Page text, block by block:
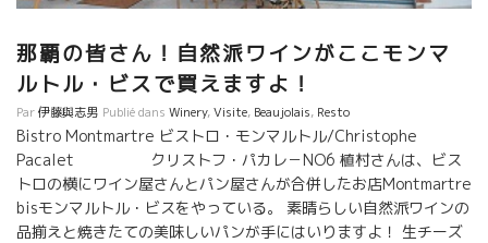
那覇の皆さん！自然派ワインがここモンマ
ルトル・ビスで買えますよ！
Par伊藤與志男 Publié dans Winery,Visite, Beaujolais, Resto
Bistro Montmartre ビストロ・モンマルトル/Christophe
Pacalet クリストフ・パカレ－NO6 植村さんは、ビス
トロの横にワイン屋さんとパン屋さんが合併したお店Montmartre
bisモンマルトル・ビスをやっている。 素晴らしい自然派ワインの
品揃えと焼きたての美味しいパンが手にはいりますよ！ 生チーズ